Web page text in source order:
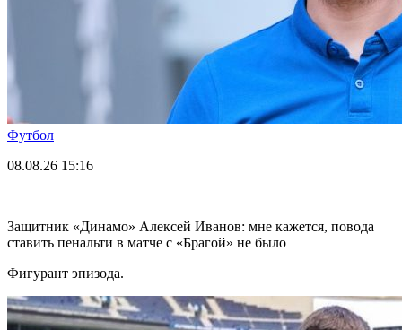
Футбол
08.08.26 15:16
Защитник «Динамо» Алексей Иванов: мне кажется, повода
ставить пенальти в матче с «Брагой» не было
Фигурант эпизода.